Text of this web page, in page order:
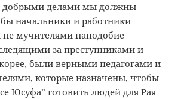
делами мы должны
начальники и работники
мучителями наподобие
за преступниками и
были верными педагогами и
которые назначены, чтобы
Юсуфа” готовить людей для Рая